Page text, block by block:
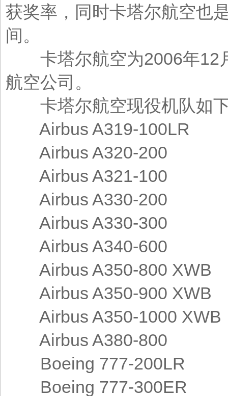
获奖率，同时卡塔尔航空也
间。
卡塔尔航空为2006年12
航空公司。
卡塔尔航空现役机队如下
Airbus A319-100LR
Airbus A320-200
Airbus A321-100
Airbus A330-200
Airbus A330-300
Airbus A340-600
Airbus A350-800 XWB
Airbus A350-900 XWB
Airbus A350-1000 XWB
Airbus A380-800
Boeing 777-200LR
Boeing 777-300ER